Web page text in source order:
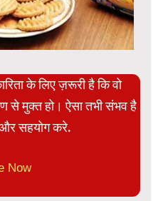
के लिए ज़रूरी है कि वो
से मुक्त हो। ऐसा तभी संभव है
सहयोग करे.
Now